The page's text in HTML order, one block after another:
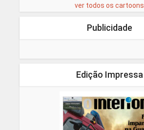
ver todos os cartoons
Publicidade
Edição Impressa